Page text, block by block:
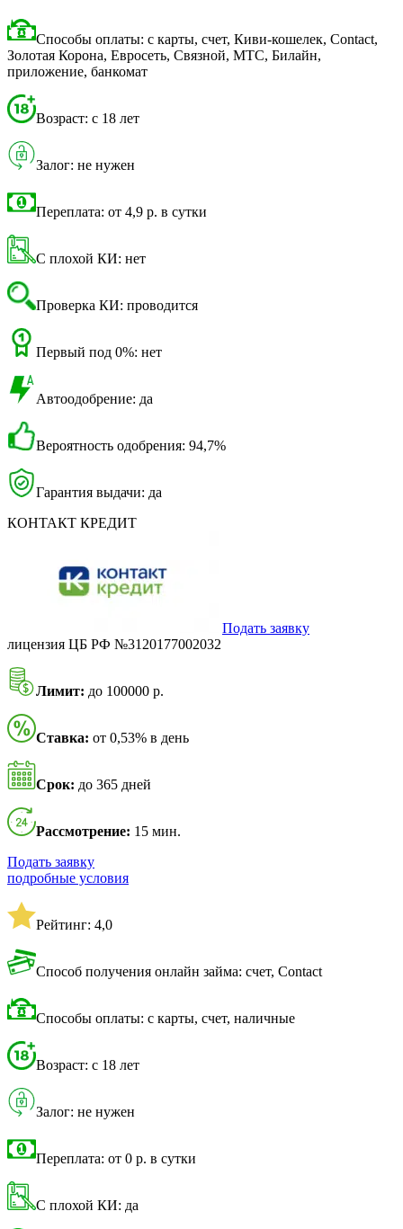
Способы оплаты: с карты, счет, Киви-кошелек, Contact,
Золотая Корона, Евросеть, Связной, МТС, Билайн,
приложение, банкомат
Возраст: с 18 лет
Залог: не нужен
Переплата: от 4,9 р. в сутки
С плохой КИ: нет
Проверка КИ: проводится
Первый под 0%: нет
Автоодобрение: да
Вероятность одобрения: 94,7%
Гарантия выдачи: да
КОНТАКТ КРЕДИТ
Подать заявку
лицензия ЦБ РФ №3120177002032
Лимит: до 100000 р.
Ставка: от 0,53% в день
Срок: до 365 дней
Рассмотрение: 15 мин.
Подать заявку
подробные условия
Рейтинг: 4,0
Способ получения онлайн займа: счет, Contact
Способы оплаты: с карты, счет, наличные
Возраст: с 18 лет
Залог: не нужен
Переплата: от 0 р. в сутки
С плохой КИ: да